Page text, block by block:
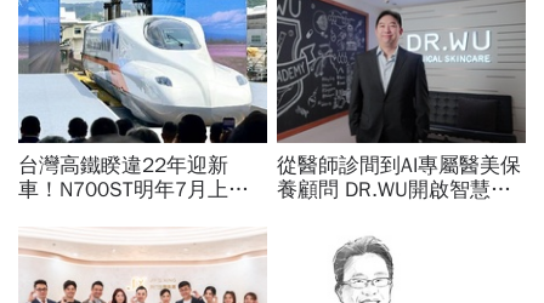
台灣高鐵睽違22年迎新
車！N700ST明年7月上
史哲：台灣動脈再升級
從醫師診間到AI專屬醫美保
養顧問 DR.WU開啟智慧養